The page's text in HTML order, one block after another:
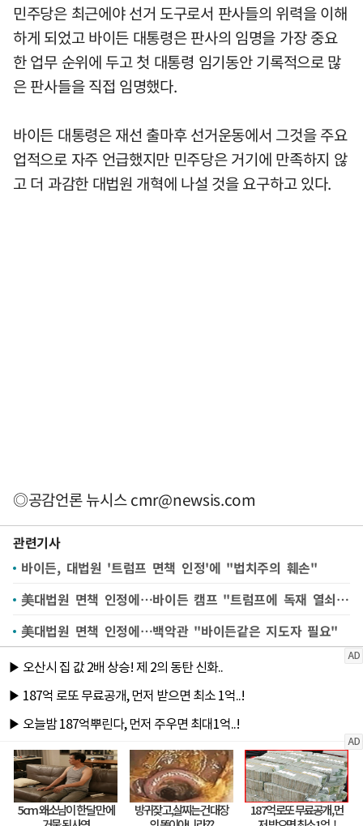
민주당은 최근에야 선거 도구로서 판사들의 위력을 이해
하게 되었고 바이든 대통령은 판사의 임명을 가장 중요
한 업무 순위에 두고 첫 대통령 임기동안 기록적으로 많
은 판사들을 직접 임명했다.
바이든 대통령은 재선 출마후 선거운동에서 그것을 주요
업적으로 자주 언급했지만 민주당은 거기에 만족하지 않
고 더 과감한 대법원 개혁에 나설 것을 요구하고 있다.
◎공감언론 뉴시스cmr@newsis.com
관련기사
바이든, 대법원 '트럼프 면책 인정'에 "법치주의 훼손"
美대법원 면책 인정에…바이든 캠프 "트럼프에 독재 열쇠 건넨 것"
美대법원 면책 인정에…백악관 "바이든같은 지도자 필요"